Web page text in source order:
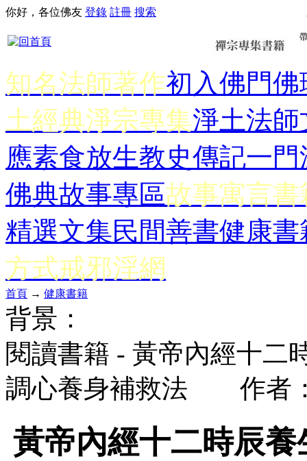
你好，各位佛友 登錄 註冊 搜索
知名法師著作初入佛門佛
土經典淨宗專集淨土法師
應素食放生教史傳記一門
佛典故事專區故事寓言書
精選文集民間善書健康書
方式戒邪淫網
首頁 → 健康書籍
背景：
閱讀書籍 - 黃帝內經十二
調心養身補救法 作者
黃帝內經十二時辰